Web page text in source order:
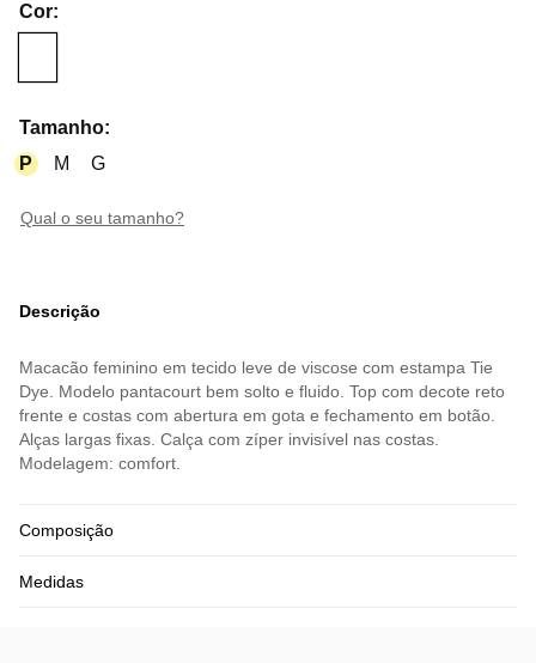
Cor:
Tamanho:
P
M G
qual o seu tamanho?
Descrição
Macacão feminino em tecido leve de viscose com estampa Tie
Dye. Modelo pantacourt bem solto e fluido. Top com decote reto
frente e costas com abertura em gota e fechamento em botão.
Alças largas fixas. Calça com zíper invisível nas costas.
Modelagem: comfort.
Composição
Medidas